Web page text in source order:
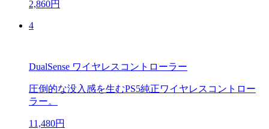
2,860円
4
DualSense ワイヤレスコントローラー
圧倒的な没入感を生むPS5純正ワイヤレスコントロー
ラー。
11,480円